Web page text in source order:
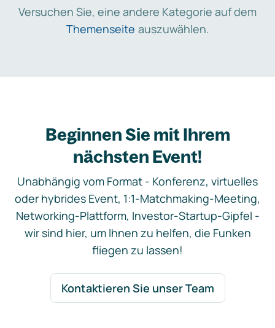
Versuchen Sie, eine andere Kategorie auf dem
Themenseite auszuwählen.
Beginnen Sie mit Ihrem
nächsten Event!
Unabhängig vom Format - Konferenz, virtuelles
oder hybrides Event, 1:1-Matchmaking-Meeting,
Networking-Plattform, Investor-Startup-Gipfel -
wir sind hier, um Ihnen zu helfen, die Funken
fliegen zu lassen!
Kontaktieren Sie unser Team